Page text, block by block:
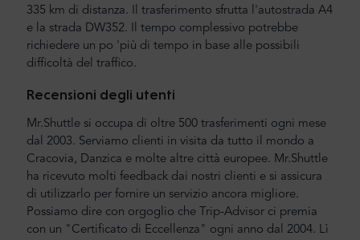
335 km di distanza. Il trasferimento sfrutta l'autostrada A4
e la strada DW352. Il tempo complessivo potrebbe
richiedere un po 'più di tempo in base alle possibili
difficoltà del traffico.
Recensioni degli utenti
Mr.Shuttle si occupa di oltre 500 trasferimenti ogni mese
dal 2003. Serviamo clienti in visita da tutto il mondo a
Cracovia, Danzica e molte altre città europee. Mr.Shuttle
ha ricevuto molti feedback dai nostri clienti e si assicura
di utilizzarlo per fornire un servizio ancora migliore.
Possiamo dire con orgoglio che Trip-Advisor ci premia
con un "Certificato di Eccellenza" ogni anno dal 2004. Lì